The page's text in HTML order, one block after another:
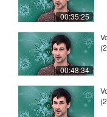
00:35:25
00:48:34